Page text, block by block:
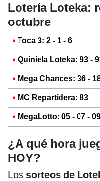
Lotería Loteka:
octubre
Toca 3: 2 - 1 - 6
Quiniela Loteka: 93 -
Mega Chances: 36 -
MC Repartidera: 83
MegaLotto: 05 - 07 -
¿A qué hora
HOY?
Los sorteos de